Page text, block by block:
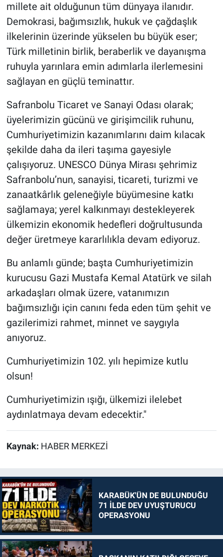
millete ait olduğunun tüm dünyaya ilanıdır.
Demokrasi, bağımsızlık, hukuk ve çağdaşlık
ilkelerinin üzerinde yükselen bu büyük eser;
Türk milletinin birlik, beraberlik ve dayanışma
ruhuyla yarınlara emin adımlarla ilerlemesini
sağlayan en güçlü teminattır.
Safranbolu Ticaret ve Sanayi Odası olarak;
üyelerimizin gücünü ve girişimcilik ruhunu,
Cumhuriyetimizin kazanımlarını daim kılacak
şekilde daha da ileri taşıma gayesiyle
çalışıyoruz. UNESCO Dünya Mirası şehrimiz
Safranbolu’nun, sanayisi, ticareti, turizmi ve
zanaatkârlık geleneğiyle büyümesine katkı
sağlamaya; yerel kalkınmayı destekleyerek
ülkemizin ekonomik hedefleri doğrultusunda
değer üretmeye kararlılıkla devam ediyoruz.
Bu anlamlı günde; başta Cumhuriyetimizin
kurucusu Gazi Mustafa Kemal Atatürk ve silah
arkadaşları olmak üzere, vatanımızın
bağımsızlığı için canını feda eden tüm şehit ve
gazilerimizi rahmet, minnet ve saygıyla
anıyoruz.
Cumhuriyetimizin 102. yılı hepimize kutlu
olsun!
Cumhuriyetimizin ışığı, ülkemizi ilelebet
aydınlatmaya devam edecektir."
Kaynak: HABER MERKEZİ
KARABÜK'ÜN DE BULUNDUĞU
71 İLDE DEV UYUŞTURUCU
OPERASYONU